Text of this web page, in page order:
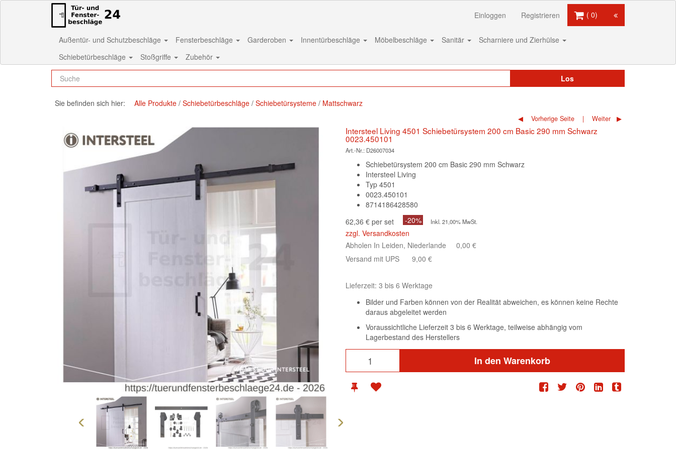
0
Einloggen Registrieren
Außentür- und Schutzbeschläge Fensterbeschläge Garderoben Innentürbeschläge Möbelbeschläge Sanitär
Scharniere und Zierhülse
Schiebetürbeschläge
Stoßgriffe Zubehör
Los
Sie befinden sich hier: Alle Produkte Schiebetürbeschläge Schiebetürsysteme Mattschwarz
Vorherige Seite Weiter
Vorherige
Seite
Weiter
Intersteel Living 4501 Schiebetürsystem 200 cm Basic 290 mm Schwarz
0023.450101
Art.-Nr.: D26007034
Schiebetürsystem 200 cm Basic 290 mm Schwarz
Intersteel Living
Typ 4501
0023.450101
8714186428580
62,36 € per set
-20% Inkl. 21,00% MwSt.
zzgl. Versandkosten
Abholen In Leiden, Niederlande
0,00 €
Versand mit UPS
9,00 €
Lieferzeit: 3 bis 6 Werktage
Bilder und Farben können von der Realität abweichen, es können keine Rechte
daraus abgeleitet werden
Voraussichtliche Lieferzeit 3 bis 6 Werktage, teilweise abhängig vom
Lagerbestand des Herstellers
In den Warenkorb